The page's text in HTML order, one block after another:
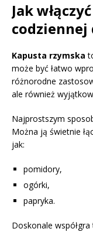
Jak
codziennej
Kapusta rzymska
może być łatwo
różnorodne
ale również
Najprostszym
Można ją świetnie
jak:
pomidory,
ogórki,
papryka.
Doskonale